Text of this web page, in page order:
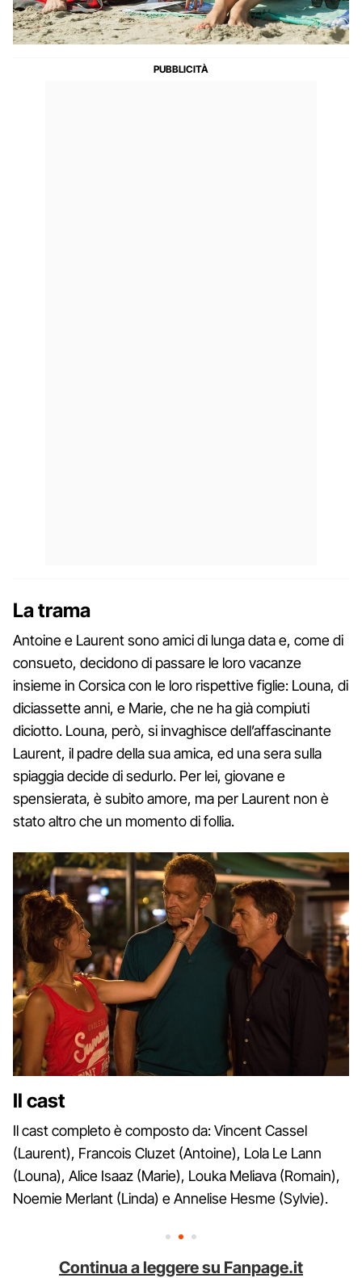
La trama
Antoine e Laurent sono amici di lunga data e, come di
consueto, decidono di passare le loro vacanze
insieme in Corsica con le loro rispettive figlie: Louna, di
diciassette anni, e Marie, che ne ha già compiuti
diciotto. Louna, però, si invaghisce dell’affascinante
Laurent, il padre della sua amica, ed una sera sulla
spiaggia decide di sedurlo. Per lei, giovane e
spensierata, è subito amore, ma per Laurent non è
stato altro che un momento di follia.
Il cast
Il cast completo è composto da: Vincent Cassel
(Laurent), Francois Cluzet (Antoine), Lola Le Lann
(Louna), Alice Isaaz (Marie), Louka Meliava (Romain),
Noemie Merlant (Linda) e Annelise Hesme (Sylvie).
Continua a leggere su Fanpage.it